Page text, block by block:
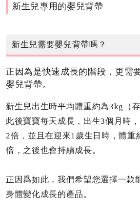
新生兒專用的嬰兒背帶
新生兒需要嬰兒背帶嗎？
正因為是快速成長的階段，更需
嬰兒背帶。
新生兒出生時平均體重約為3kg（
此後寶寶每天成長，出生3個月時
2倍，並且在迎來1歲生日時，體重
倍，之後也會持續成長。
正因爲如此，我們希望您選擇一款
身體變化成長的產品。